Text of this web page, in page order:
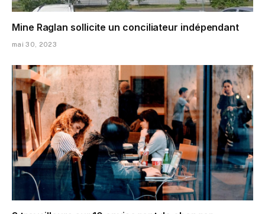
Mine Raglan sollicite un conciliateur indépendant
mai 30, 2023